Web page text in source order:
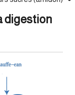
digestion